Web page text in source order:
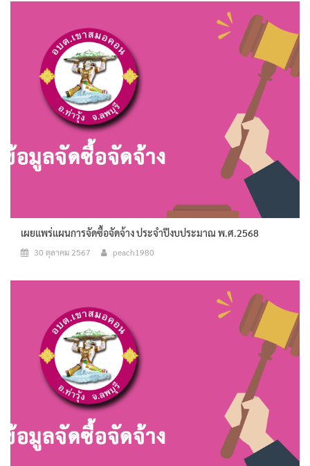
เผยแพร่แผนการจัดซื้อจัดจ้าง ประจำปีงบประมาณ พ.ศ.2568
30 ตุลาคม 2567 peach1980